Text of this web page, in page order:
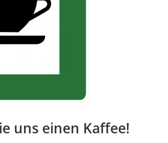
uns einen Kaffee!